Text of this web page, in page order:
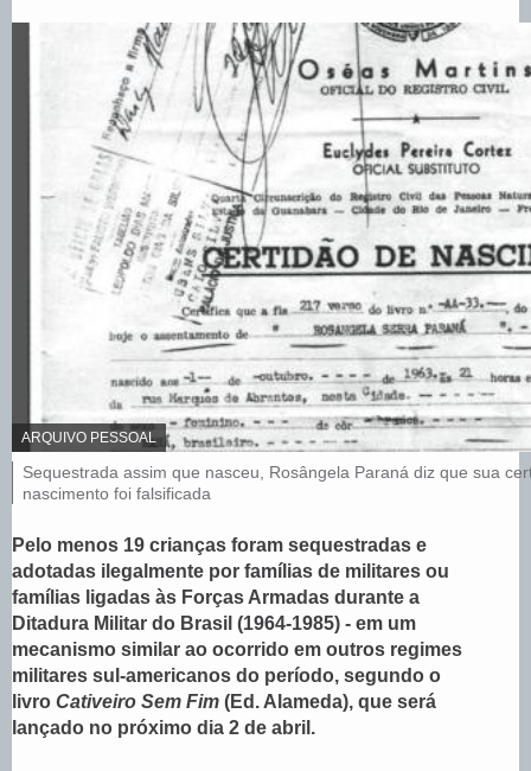
C
R
É
D
O
,
ARQUIVO PESSOAL
L
e
e
n
d
a
d
a
o
t
o
Sequestrada assim que nasceu, Rosângela Paraná diz que sua
nascimento foi falsificada
Pelo menos 19 crianças foram sequestradas e
adotadas ilegalmente por famílias de militares ou
famílias ligadas às Forças Armadas durante a
Ditadura Militar do Brasil (1964-1985) - em um
mecanismo similar ao ocorrido em outros regimes
militares sul-americanos do período, segundo o
livro Cativeiro Sem Fim (Ed. Alameda), que será
lançado no próximo dia 2 de abril.